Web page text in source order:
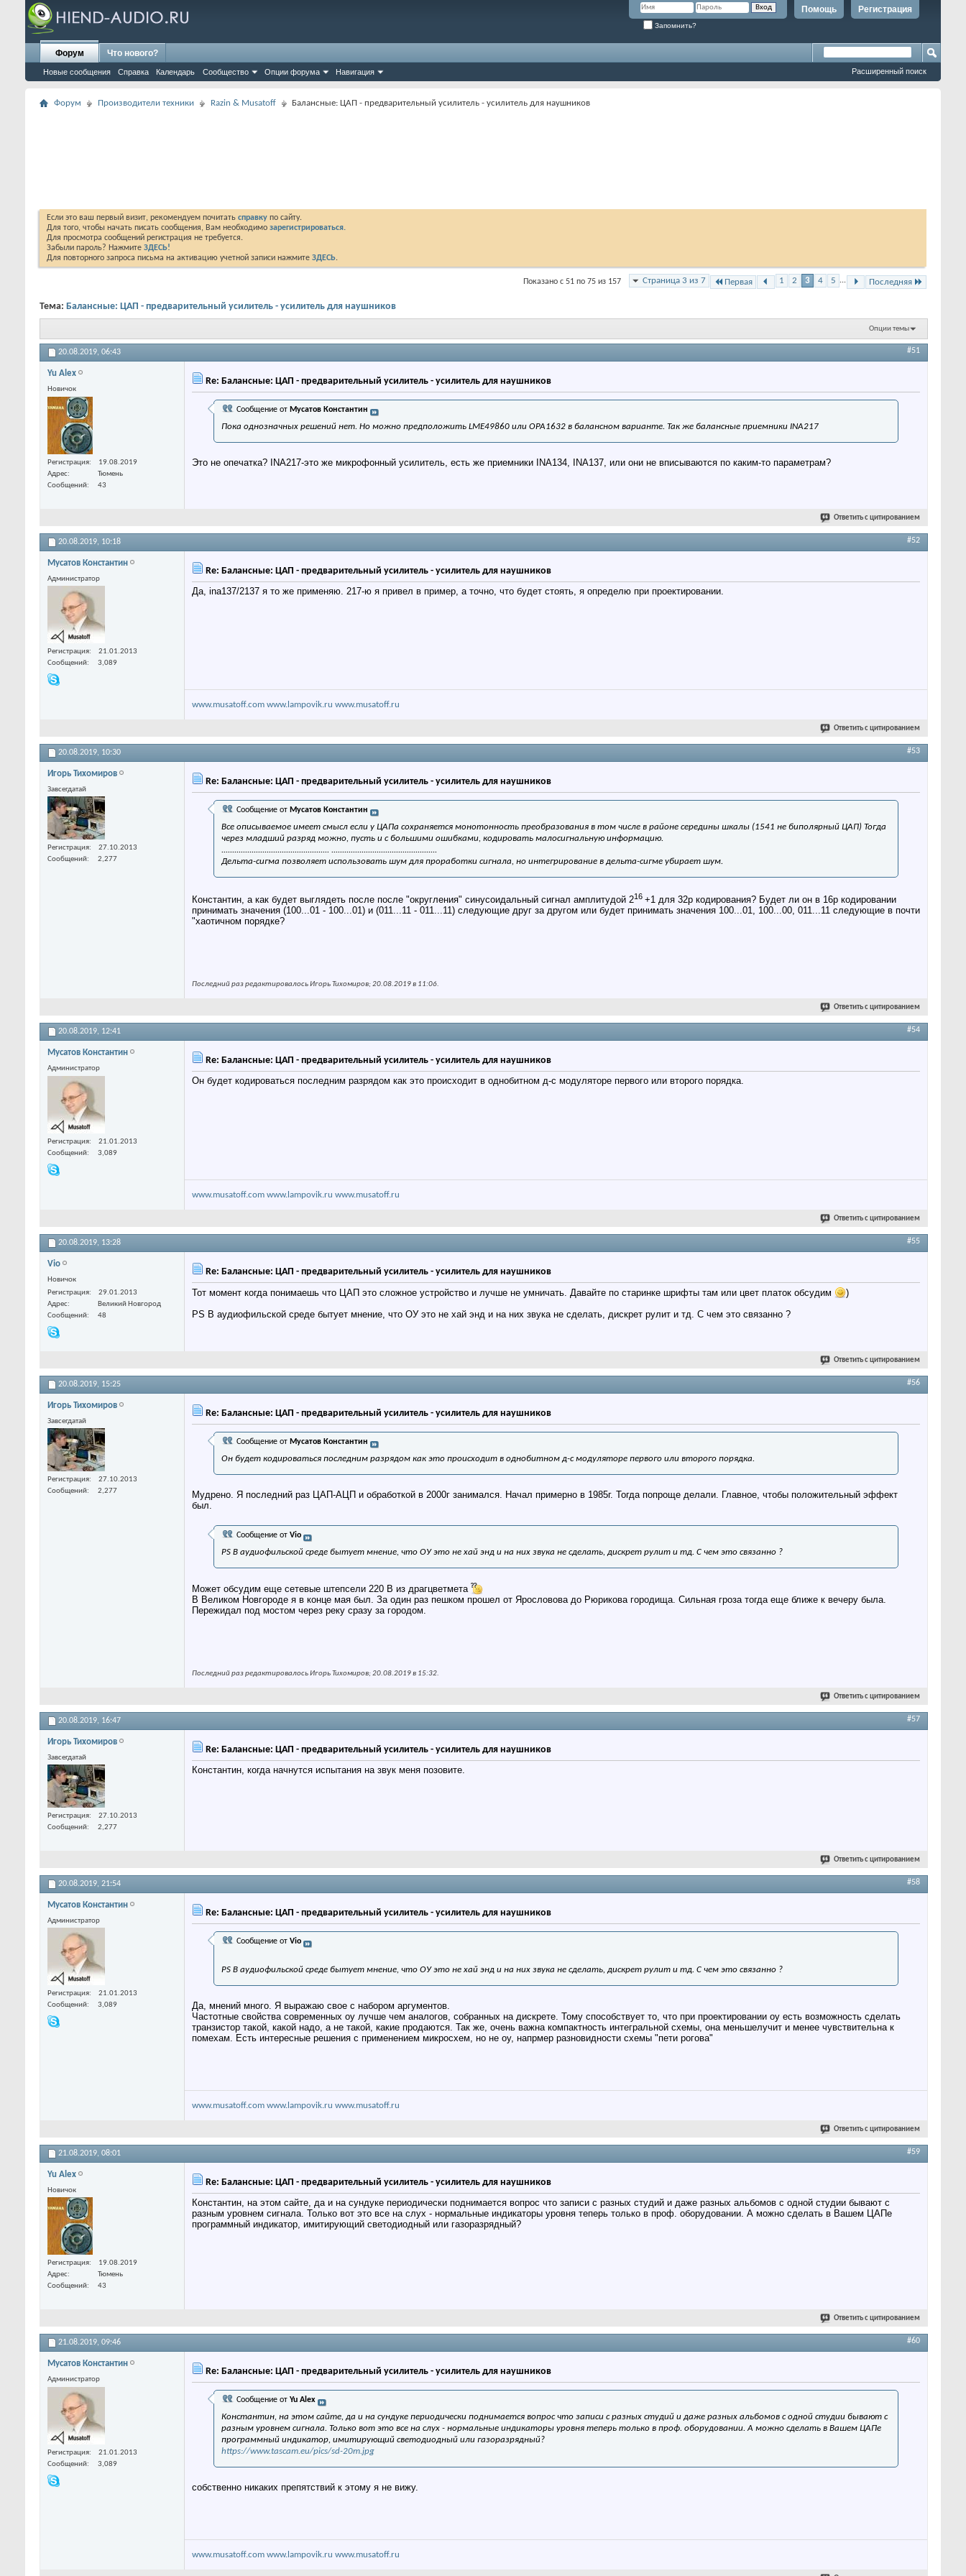
Регистрация
Помощь
Запомнить?
Форум
Новые сообщения Справка Календарь Сообщество Опции форума Навигация
Что нового?
Расширенный поиск
Форум Производители техники Razin & Musatoff Балансные: ЦАП - предварительный усилитель - усилитель для наушников
Если это ваш первый визит, рекомендуем почитать справку по сайту.
Для того, чтобы начать писать сообщения, Вам необходимо зарегистрироваться.
Для просмотра сообщений регистрация не требуется.
Забыли пароль? Нажмите ЗДЕСЬ!
Для повторного запроса письма на активацию учетной записи нажмите ЗДЕСЬ.
Страница 3 из 7 Первая 1 2 3 4 5 ... Последняя
Показано с 51 по 75 из 157
Тема: Балансные: ЦАП - предварительный усилитель - усилитель для наушников
Опции темы
20.08.2019, 06:43 #51
Yu Alex
Новичок
Регистрация
19.08.2019
Адрес
Тюмень
Сообщений
43
Re: Балансные: ЦАП - предварительный усилитель - усилитель для наушников
Сообщение от Мусатов Константин
Пока однозначных решений нет. Но можно предположить LME49860 или OPA1632 в балансном варианте. Так же балансные приемники INA217
Это не опечатка? INA217-это же микрофонный усилитель, есть же приемники INA134, INA137, или они не вписываются по каким-то параметрам?
Ответить с цитированием
20.08.2019, 10:18 #52
Мусатов Константин
Администратор
Регистрация
21.01.2013
Сообщений
3,089
Re: Балансные: ЦАП - предварительный усилитель - усилитель для наушников
Да, ina137/2137 я то же применяю. 217-ю я привел в пример, а точно, что будет стоять, я определю при проектировании.
www.musatoff.com www.lampovik.ru www.musatoff.ru
Ответить с цитированием
20.08.2019, 10:30 #53
Игорь Тихомиров
Завсегдатай
Регистрация
27.10.2013
Сообщений
2,277
Re: Балансные: ЦАП - предварительный усилитель - усилитель для наушников
Сообщение от Мусатов Константин
Все описываемое имеет смысл если у ЦАПа сохраняется монотонность преобразования в том числе в районе середины шкалы (1541 не биполярный ЦАП) Тогда
через младший разряд можно, пусть и с большими ошибками, кодировать малосигнальную информацию.
.................................................. .................................................
Дельта-сигма позволяет использовать шум для проработки сигнала, но интегрирование в дельта-сигме убирает шум.
Константин, а как будет выглядеть после после "округления" синусоидальный сигнал амплитудой 216 ​+1 для 32р кодирования? Будет ли он в 16р кодировании
принимать значения (100...01 - 100...01) и (011...11 - 011...11) следующие друг за другом или будет принимать значения 100...01, 100...00, 011...11 следующие в почти
"хаотичном порядке?
Последний раз редактировалось Игорь Тихомиров; 20.08.2019 в 11:06.
Ответить с цитированием
20.08.2019, 12:41 #54
Мусатов Константин
Администратор
Регистрация
21.01.2013
Сообщений
3,089
Re: Балансные: ЦАП - предварительный усилитель - усилитель для наушников
Он будет кодироваться последним разрядом как это происходит в однобитном д-с модуляторе первого или второго порядка.
www.musatoff.com www.lampovik.ru www.musatoff.ru
Ответить с цитированием
20.08.2019, 13:28 #55
Vio
Новичок
Регистрация
29.01.2013
Адрес
Великий Новгород
Сообщений
48
Re: Балансные: ЦАП - предварительный усилитель - усилитель для наушников
Тот момент когда понимаешь что ЦАП это сложное устройство и лучше не умничать. Давайте по старинке шрифты там или цвет платок обсудим
)
PS В аудиофильской среде бытует мнение, что ОУ это не хай энд и на них звука не сделать, дискрет рулит и тд. С чем это связанно ?
Ответить с цитированием
20.08.2019, 15:25 #56
Игорь Тихомиров
Завсегдатай
Регистрация
27.10.2013
Сообщений
2,277
Re: Балансные: ЦАП - предварительный усилитель - усилитель для наушников
Сообщение от Мусатов Константин
Он будет кодироваться последним разрядом как это происходит в однобитном д-с модуляторе первого или второго порядка.
Мудрено. Я последний раз ЦАП-АЦП и обработкой в 2000г занимался. Начал примерно в 1985г. Тогда попроще делали. Главное, чтобы положительный эффект
был.
Сообщение от Vio
PS В аудиофильской среде бытует мнение, что ОУ это не хай энд и на них звука не сделать, дискрет рулит и тд. С чем это связанно ?
Может обсудим еще сетевые штепсели 220 В из драгцветмета
В Великом Новгороде я в конце мая был. За один раз пешком прошел от Ярословова до Рюрикова городища. Сильная гроза тогда еще ближе к вечеру была.
Пережидал под мостом через реку сразу за городом.
Последний раз редактировалось Игорь Тихомиров; 20.08.2019 в 15:32.
Ответить с цитированием
20.08.2019, 16:47 #57
Игорь Тихомиров
Завсегдатай
Регистрация
27.10.2013
Сообщений
2,277
Re: Балансные: ЦАП - предварительный усилитель - усилитель для наушников
Константин, когда начнутся испытания на звук меня позовите.
Ответить с цитированием
20.08.2019, 21:54 #58
Мусатов Константин
Администратор
Регистрация
21.01.2013
Сообщений
3,089
Re: Балансные: ЦАП - предварительный усилитель - усилитель для наушников
Сообщение от Vio
PS В аудиофильской среде бытует мнение, что ОУ это не хай энд и на них звука не сделать, дискрет рулит и тд. С чем это связанно ?
Да, мнений много. Я выражаю свое с набором аргументов.
Частотные свойства современных оу лучше чем аналогов, собранных на дискрете. Тому способствует то, что при проектировании оу есть возможность сделать
транзистор такой, какой надо, а не такой, какие продаются. Так же, очень важна компактность интегральной схемы, она меньшелучит и менее чувствительна к
помехам. Есть интересные решения с применением микросхем, но не оу, напрмер разновидности схемы "пети рогова"
www.musatoff.com www.lampovik.ru www.musatoff.ru
Ответить с цитированием
21.08.2019, 08:01 #59
Yu Alex
Новичок
Регистрация
19.08.2019
Адрес
Тюмень
Сообщений
43
Re: Балансные: ЦАП - предварительный усилитель - усилитель для наушников
Константин, на этом сайте, да и на сундуке периодически поднимается вопрос что записи с разных студий и даже разных альбомов с одной студии бывают с
разным уровнем сигнала. Только вот это все на слух - нормальные индикаторы уровня теперь только в проф. оборудовании. А можно сделать в Вашем ЦАПе
программный индикатор, имитирующий светодиодный или газоразрядный?
Ответить с цитированием
21.08.2019, 09:46 #60
Мусатов Константин
Администратор
Регистрация
21.01.2013
Сообщений
3,089
Re: Балансные: ЦАП - предварительный усилитель - усилитель для наушников
Сообщение от Yu Alex
Константин, на этом сайте, да и на сундуке периодически поднимается вопрос что записи с разных студий и даже разных альбомов с одной студии бывают с
разным уровнем сигнала. Только вот это все на слух - нормальные индикаторы уровня теперь только в проф. оборудовании. А можно сделать в Вашем ЦАПе
программный индикатор, имитирующий светодиодный или газоразрядный?
https://www.tascam.eu/pics/sd-20m.jpg
собственно никаких препятствий к этому я не вижу.
www.musatoff.com www.lampovik.ru www.musatoff.ru